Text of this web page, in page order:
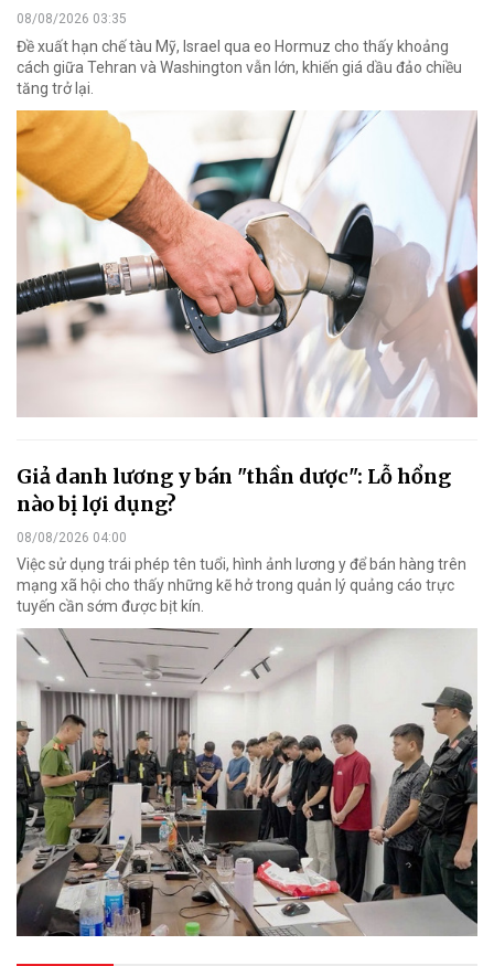
08/08/2026 03:35
Đề xuất hạn chế tàu Mỹ, Israel qua eo Hormuz cho thấy khoảng
cách giữa Tehran và Washington vẫn lớn, khiến giá dầu đảo chiều
tăng trở lại.
Giả danh lương y bán "thần dược": Lỗ hổng
nào bị lợi dụng?
08/08/2026 04:00
Việc sử dụng trái phép tên tuổi, hình ảnh lương y để bán hàng trên
mạng xã hội cho thấy những kẽ hở trong quản lý quảng cáo trực
tuyến cần sớm được bịt kín.